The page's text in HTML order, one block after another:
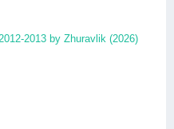
2013 by Zhuravlik (2026)